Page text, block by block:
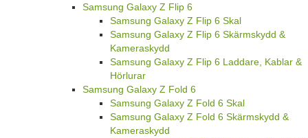
Samsung Galaxy Z Flip 6
Samsung Galaxy Z Flip 6 Skal
Samsung Galaxy Z Flip 6 Skärmskydd &
Kameraskydd
Samsung Galaxy Z Flip 6 Laddare, Kablar &
Hörlurar
Samsung Galaxy Z Fold 6
Samsung Galaxy Z Fold 6 Skal
Samsung Galaxy Z Fold 6 Skärmskydd &
Kameraskydd